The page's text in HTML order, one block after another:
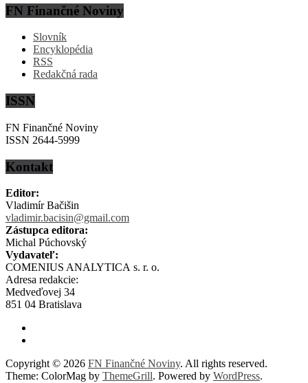
FN Finančné Noviny
Slovník
Encyklopédia
RSS
Redakčná rada
ISSN
FN Finančné Noviny
ISSN 2644-5999
Kontakt
Editor:
Vladimír Bačišin
vladimir.bacisin@gmail.com
Zástupca editora:
Michal Púchovský
Vydavateľ:
COMENIUS ANALYTICA s. r. o.
Adresa redakcie:
Medveďovej 34
851 04 Bratislava
Copyright © 2026 FN Finančné Noviny. All rights reserved.
Theme: ColorMag by ThemeGrill. Powered by WordPress.